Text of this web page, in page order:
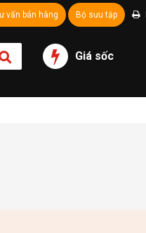
vấn bán hàng Bộ sưu tập
Giá sốc